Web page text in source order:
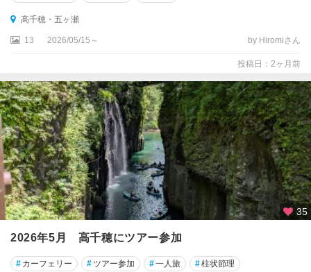
高千穂・五ヶ瀬
13 2026/05/15～ by Hiromiさん
投稿日：2ヶ月前
35
2026年5月 高千穂にツアー参加
# カーフェリー # ツアー参加 #一人旅 #柱状節理